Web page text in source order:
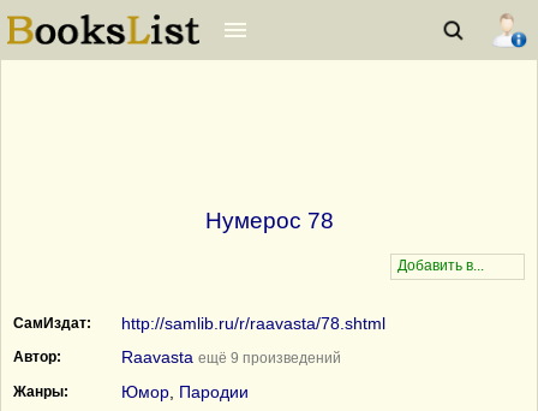
Нумерос 78
СамИздат: http://samlib.ru/r/raavasta/78.shtml
Автор: Raavasta ещё 9 произведений
Жанры:
Юмор Пародии